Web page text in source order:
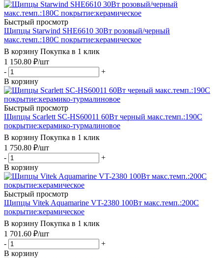
Быстрый просмотр
Щипцы Starwind SHE6610 30Вт розовый/черный
макс.темп.:180С покрытие:керамическое
В корзину Покупка в 1 клик
1 150.80 ₽/шт
-
+
В корзину
Быстрый просмотр
Щипцы Scarlett SC-HS60011 60Вт черный макс.темп.:190С
покрытие:керамико-турмалиновое
В корзину Покупка в 1 клик
1 750.80 ₽/шт
-
+
В корзину
Быстрый просмотр
Щипцы Vitek Aquamarine VT-2380 100Вт макс.темп.:200С
покрытие:керамическое
В корзину Покупка в 1 клик
1 701.60 ₽/шт
-
+
В корзину